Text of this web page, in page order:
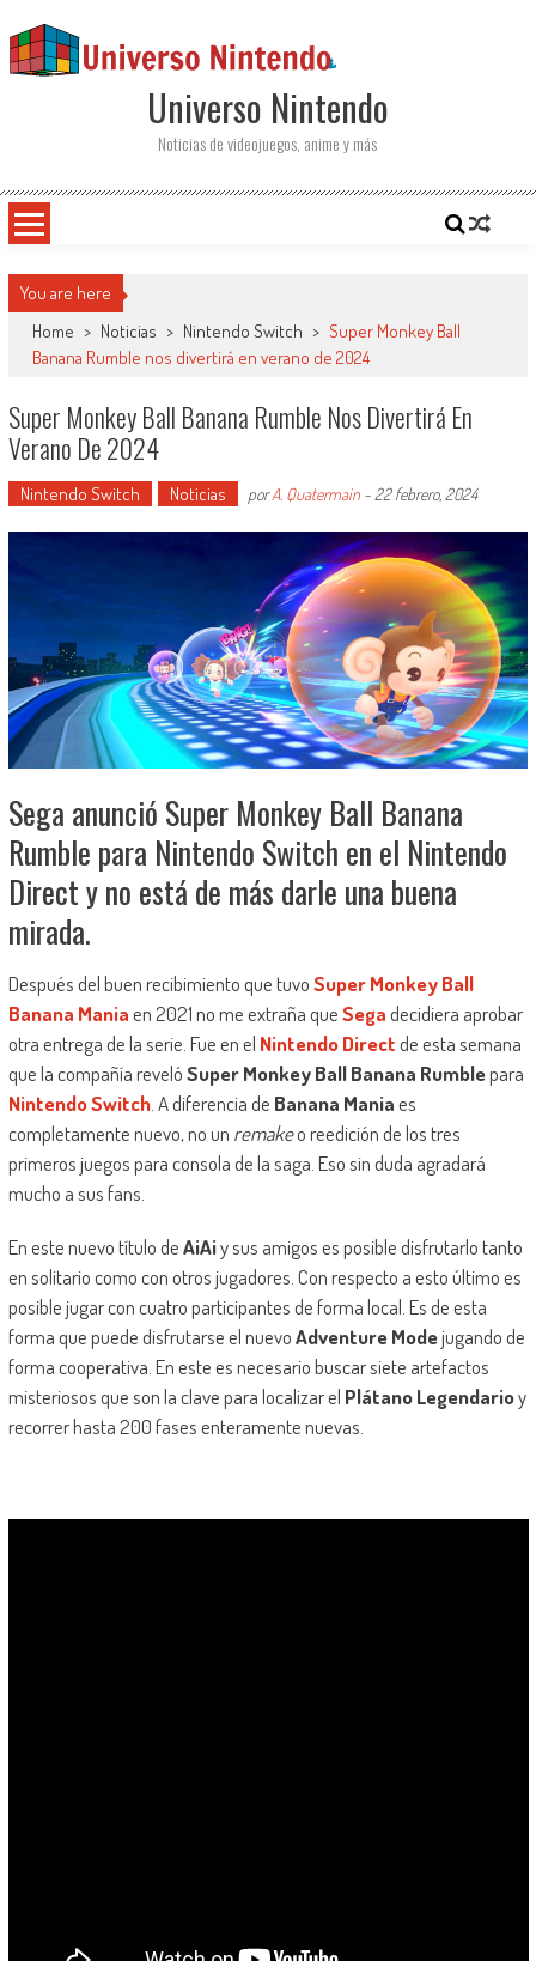
Universo Nintendo
Noticias de videojuegos, anime y más
You are here
Home > Noticias > Nintendo Switch > Super Monkey Ball
Banana Rumble nos divertirá en verano de 2024
Super Monkey Ball Banana Rumble Nos Divertirá En
Verano De 2024
Nintendo Switch Noticias porA. Quatermain- 22 febrero, 2024
Sega anunció Super Monkey Ball Banana
Rumble para Nintendo Switch en el Nintendo
Direct y no está de más darle una buena
mirada.
Después del buen recibimiento que tuvoSuper Monkey Ball
Banana Maniaen 2021 no me extraña queSegadecidiera aprobar
otra entrega de la serie. Fue en el Nintendo Directde esta semana
que la compañía revelóSuper Monkey Ball Banana Rumblepara
Nintendo Switch. A diferencia de Banana Maniaes
completamente nuevo, no un remakeo reedición de los tres
primeros juegos para consola de la saga. Eso sin duda agradará
mucho a sus fans.
En este nuevo título deAiAiy sus amigos es posible disfrutarlo tanto
en solitario como con otros jugadores. Con respecto a esto último es
posible jugar con cuatro participantes de forma local. Es de esta
forma que puede disfrutarse el nuevoAdventure Modejugando de
forma cooperativa. En este es necesario buscar siete artefactos
misteriosos que son la clave para localizar el Plátano Legendarioy
recorrer hasta 200 fases enteramente nuevas.